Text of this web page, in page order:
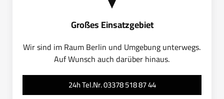
Großes Einsatzgebiet
Wir sind im Raum Berlin und Umgebung unterwegs.
Auf Wunsch auch darüber hinaus.
24h Tel.Nr. 03378 518 87 44